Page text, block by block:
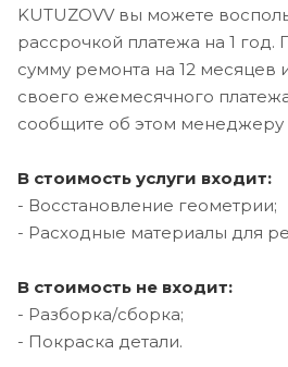
KUTUZOVV вы можете
рассрочкой платежа на 1 год.
сумму ремонта на 12 месяцев
своего ежемесячного
сообщите об этом
В стоимость услуги входит:
- Восстановление геометрии;
- Расходные материалы для
В стоимость не входит:
- Разборка/сборка;
- Покраска детали.